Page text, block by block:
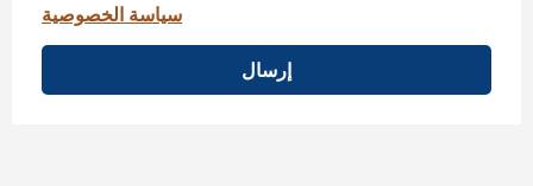
سياسة الخصوصية
إرسال